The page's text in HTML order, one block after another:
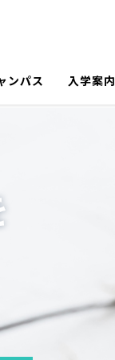
ンパス 入学案内